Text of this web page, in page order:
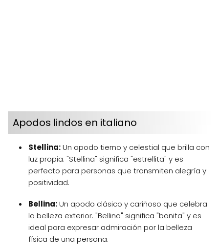
Apodos lindos en italiano
Stellina:Un apodo tierno y celestial que brilla con
luz propia. "Stellina" significa "estrellita" y es
perfecto para personas que transmiten alegría y
positividad.
Bellina:Un apodo clásico y cariñoso que celebra
la belleza exterior. "Bellina" significa "bonita" y es
ideal para expresar admiración por la belleza
física de una persona.